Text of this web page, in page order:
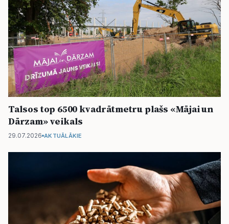
Talsos top 6500 kvadrātmetru plašs «Mājai un
Dārzam» veikals
29.07.2026 AKTUĀLĀKIE